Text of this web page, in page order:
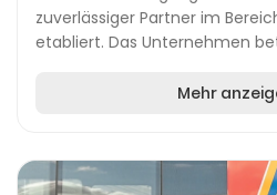
zuverlässiger Partner im
etabliert. Das Unternehmen
Mehr